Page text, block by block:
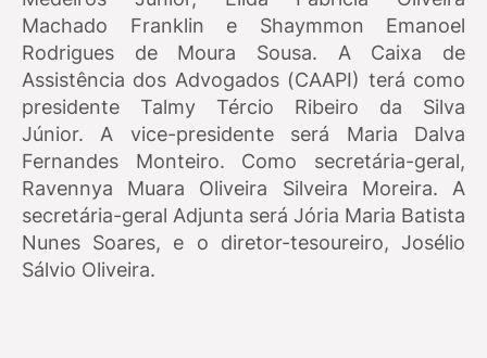
Machado Franklin e Shaymmon Emanoel
Rodrigues de Moura Sousa. A Caixa de
Assistência dos Advogados (CAAPI) terá como
presidente Talmy Tércio Ribeiro da Silva
Júnior. A vice-presidente será Maria Dalva
Fernandes Monteiro. Como secretária-geral,
Ravennya Muara Oliveira Silveira Moreira. A
secretária-geral Adjunta será Jória Maria Batista
Nunes Soares, e o diretor-tesoureiro, Josélio
Sálvio Oliveira.